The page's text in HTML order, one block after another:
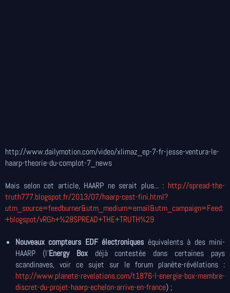
http://www.dailymotion.com/video/xlimaz_ep-7-fr-jesse-ventura-le-
haarp-theorie-du-complot-7_news
Mais selon cet article, HAARP ne serait plus... : http://spread-the-
truth777.blogspot.fr/2013/07/haarp-cest-fini.html?
utm_source=feedburner&utm_medium=email&utm_campaign=Feed:
+blogspot/vRGh+%28SPREAD+THE+TRUTH%29
Nouveaux compteurs EDF électroniques équivalents à des mini-
HAARP (l'Energy Boxdéjà contestée dans certaines pays
scandinaves, voir ce sujet sur le forum planète-révélations :
http://www.planete-revelations.com/t1876-l-energie-box-membre-
discret-du-projet-haarp-echelon-arrive-en-france) ;